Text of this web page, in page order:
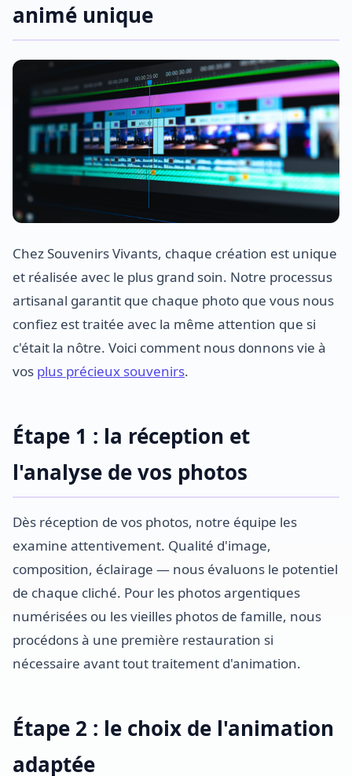
animé unique
Chez Souvenirs Vivants, chaque création est unique
et réalisée avec le plus grand soin. Notre processus
artisanal garantit que chaque photo que vous nous
confiez est traitée avec la même attention que si
c'était la nôtre. Voici comment nous donnons vie à
vos plus précieux souvenirs.
Étape 1 : la réception et
l'analyse de vos photos
Dès réception de vos photos, notre équipe les
examine attentivement. Qualité d'image,
composition, éclairage — nous évaluons le potentiel
de chaque cliché. Pour les photos argentiques
numérisées ou les vieilles photos de famille, nous
procédons à une première restauration si
nécessaire avant tout traitement d'animation.
Étape 2 : le choix de l'animation
adaptée